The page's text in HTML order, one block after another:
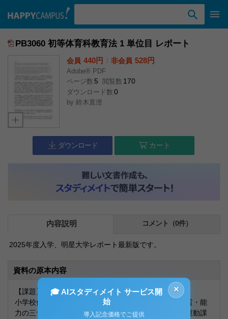
PB3060 初等体育科教育法 1 単位目 レポート
会員 440円 非会員 528円
Adobe® PDF
ページ数 5 閲覧数 170
ダウンロード数 0
by 鈴木直澄
ダウンロード カート
内容説明 コメント（0件）
2025年度入学、明星大学レポート最新版です。
資料の原本内容
【課題】
小学校体育科の学習によって、子ども達に育まれる資質・能
力の三つの柱としての運動に関する「知識・技能」、運動課
×
🎓 AIスタディメイト サービス開
始
導入記念価格でご提供